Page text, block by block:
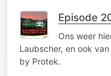
Episode
Ons weer
Laubscher, en ook
by Protek.